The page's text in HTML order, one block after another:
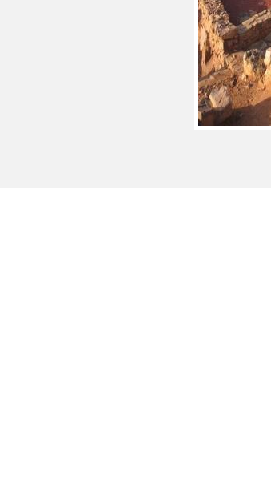
JORNADA DE
MÚSICA EN LA CALLE
ONDAIRÉN EN LAS
PRIMER PREMIO DE PINTURA